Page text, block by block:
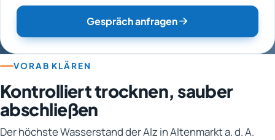
Gespräch anfragen
VORAB KLÄREN
Kontrolliert trocknen, sauber
abschließen
Der höchste Wasserstand der Alz in Altenmarkt a. d. A.